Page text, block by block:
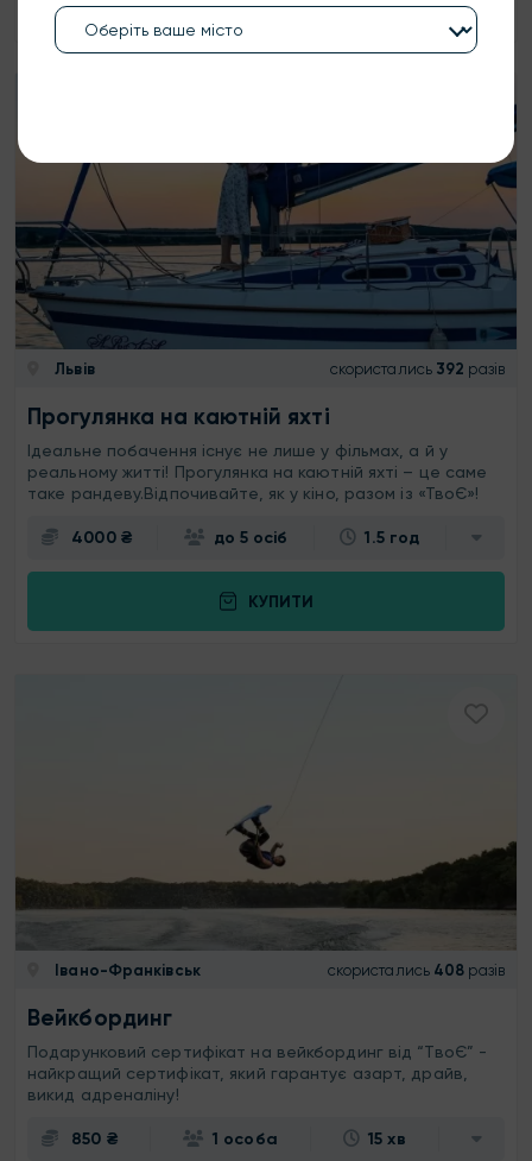
Львів скористались 392 разів
Прогулянка на каютній яхті
Ідеальне побачення існує не лише у фільмах, а й у
реальному житті! Прогулянка на каютній яхті – це саме
таке рандеву.Відпочивайте, як у кіно, разом із «ТвоЄ»!
4000 ₴ до 5 осіб 1.5 год
КУПИТИ
Івано-Франківськ скористались 408 разів
Вейкбординг
Подарунковий сертифікат на вейкбординг від “ТвоЄ” -
найкращий сертифікат, який гарантує азарт, драйв,
викид адреналіну!
850 ₴ 1 особа 15 хв